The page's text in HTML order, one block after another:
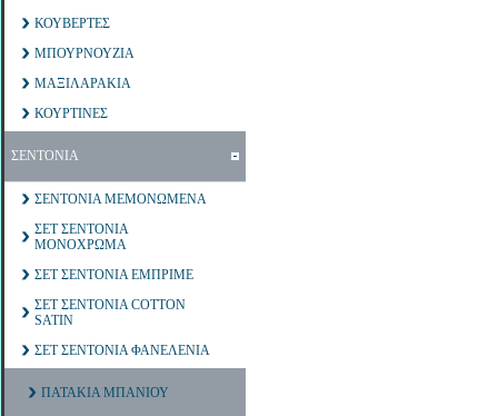
ΚΟΥΒΕΡΤΕΣ
ΜΠΟΥΡΝΟΥΖΙΑ
ΜΑΞΙΛΑΡΑΚΙΑ
ΚΟΥΡΤΙΝΕΣ
ΣΕΝΤΟΝΙΑ
ΣΕΝΤΟΝΙΑ ΜΕΜΟΝΩΜΕΝΑ
ΣΕΤ ΣΕΝΤΟΝΙΑ
ΜΟΝΟΧΡΩΜΑ
ΣΕΤ ΣΕΝΤΟΝΙΑ ΕΜΠΡΙΜΕ
ΣΕΤ ΣΕΝΤΟΝΙΑ COTTON
SATIN
ΣΕΤ ΣΕΝΤΟΝΙΑ ΦΑΝΕΛΕΝΙΑ
ΠΑΤΑΚΙΑ ΜΠΑΝΙΟΥ